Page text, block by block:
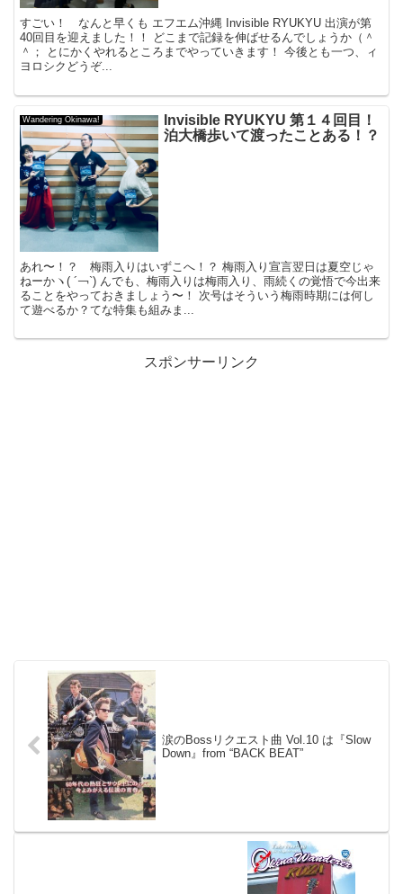
すごい！ なんと早くも エフエム沖縄 Invisible RYUKYU 出演が第
40回目を迎えました！！ どこまで記録を伸ばせるんでしょうか（＾
＾； とにかくやれるところまでやっていきます！ 今後とも一つ、ィ
ヨロシクどうぞ...
Wandering Okinawa!
Invisible RYUKYU 第１４回目！
泊大橋歩いて渡ったことある！？
あれ〜！？ 梅雨入りはいずこへ！？ 梅雨入り宣言翌日は夏空じゃ
ねーかヽ( ´￢`) んでも、梅雨入りは梅雨入り、雨続くの覚悟で今出来
ることをやっておきましょう〜！ 次号はそういう梅雨時期には何し
て遊べるか？てな特集も組みま...
スポンサーリンク
涙のBossリクエスト曲 Vol.10 は『Slow
Down』from “BACK BEAT”